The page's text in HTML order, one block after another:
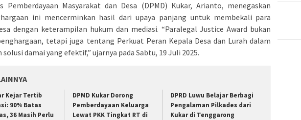
Pemberdayaan Masyarakat dan Desa (DPMD) Kukar, Arianto, menegaskan
ini mencerminkan hasil dari upaya panjang untuk membekali para
dengan keterampilan hukum dan mediasi. “Paralegal Justice Award bukan
tetapi juga tentang Perkuat Peran Kepala Desa dan Lurah dalam
damai yang efektif,” ujarnya pada Sabtu, 19 Juli 2025.
Kejar Tertib
90% Batas
36 Masih Perlu
DPMD Kukar Dorong
Pemberdayaan Keluarga
Lewat PKK Tingkat RT di
DPRD Luwu Belajar Berbagi
Pengalaman Pilkades dari
Kukar di Tenggarong